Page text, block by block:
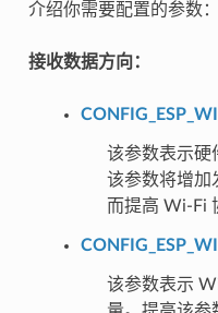
介绍你需要配置的参数：
接收数据方向：
该参数表示硬
该参数将增加
而提高 Wi-Fi
该参数表示